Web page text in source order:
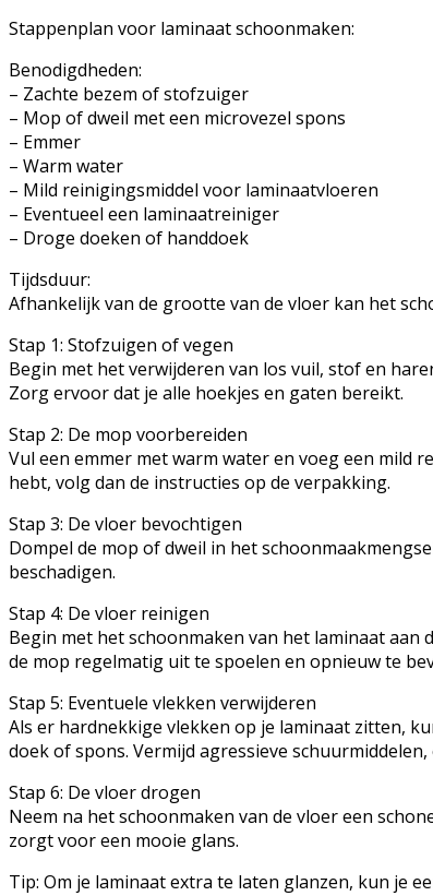
Stappenplan voor laminaat schoonmaken:
Benodigdheden:
– Zachte bezem of stofzuiger
– Mop of dweil met een microvezel spons
– Emmer
– Warm water
– Mild reinigingsmiddel voor laminaatvloeren
– Eventueel een laminaatreiniger
– Droge doeken of handdoek
Tijdsduur:
Afhankelijk van de grootte van de vloer kan het
Stap 1: Stofzuigen of vegen
Begin met het verwijderen van los vuil, stof en
Zorg ervoor dat je alle hoekjes en gaten bereikt.
Stap 2: De mop voorbereiden
Vul een emmer met warm water en voeg een mild
hebt, volg dan de instructies op de verpakking.
Stap 3: De vloer bevochtigen
Dompel de mop of dweil in het
beschadigen.
Stap 4: De vloer reinigen
Begin met het schoonmaken van het laminaat aan
de mop regelmatig uit te spoelen en opnieuw te
Stap 5: Eventuele vlekken verwijderen
Als er hardnekkige vlekken op je laminaat zitten,
doek of spons. Vermijd agressieve
Stap 6: De vloer drogen
Neem na het schoonmaken van de vloer een
zorgt voor een mooie glans.
Tip: Om je laminaat extra te laten glanzen, kun je